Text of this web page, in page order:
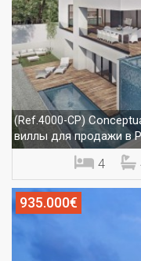
(Ref.4000-CP)
виллы для продажи в
4
935.000€